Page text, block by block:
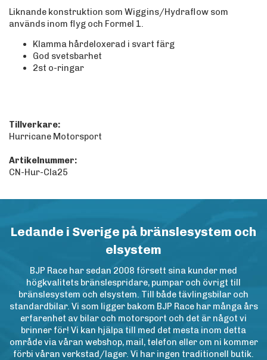
Liknande konstruktion som Wiggins/Hydraflow som
används inom flyg och Formel 1.
Klamma hårdeloxerad i svart färg
God svetsbarhet
2st o-ringar
Tillverkare:
Hurricane Motorsport
Artikelnummer:
CN-Hur-Cla25
Ledande i Sverige på bränslesystem och
elsystem
BJP Race har sedan 2008 försett sina kunder med
högkvalitets bränslespridare, pumpar och övrigt till
bränslesystem och elsystem. Till både tävlingsbilar och
standardbilar. Vi som ligger bakom BJP Race har många års
erfarenhet av bilar och motorsport och det är något vi
brinner för! Vi kan hjälpa till med det mesta inom detta
område via våran webshop, mail, telefon eller om ni kommer
förbi våran verkstad/lager. Vi har ingen traditionell butik.